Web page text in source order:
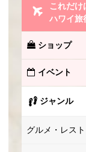
これだけ
ハワイ旅
ショップ
イベント
ジャンル
グルメ・レス